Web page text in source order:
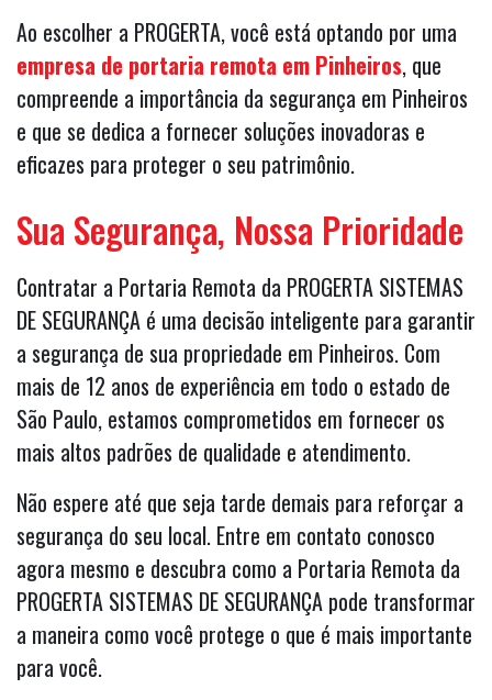
Ao escolher a PROGERTA, você está optando por uma
empresa de portaria remota em Pinheiros, que
compreende a importância da segurança em Pinheiros
e que se dedica a fornecer soluções inovadoras e
eficazes para proteger o seu patrimônio.
Sua Segurança, Nossa Prioridade
Contratar a Portaria Remota da PROGERTA SISTEMAS
DE SEGURANÇA é uma decisão inteligente para garantir
a segurança de sua propriedade em Pinheiros. Com
mais de 12 anos de experiência em todo o estado de
São Paulo, estamos comprometidos em fornecer os
mais altos padrões de qualidade e atendimento.
Não espere até que seja tarde demais para reforçar a
segurança do seu local. Entre em contato conosco
agora mesmo e descubra como a Portaria Remota da
PROGERTA SISTEMAS DE SEGURANÇA pode transformar
a maneira como você protege o que é mais importante
para você.